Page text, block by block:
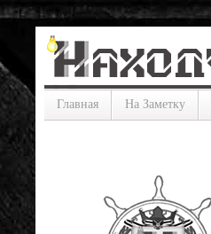
Главная На Заметку